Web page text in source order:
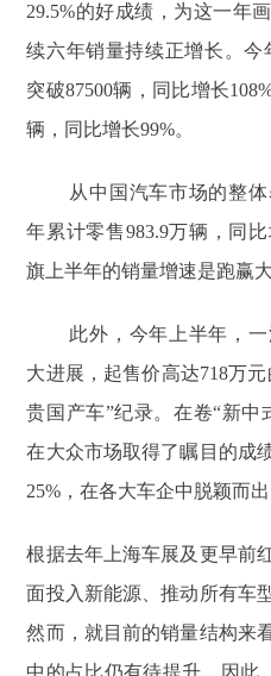
29.5%的好成绩，为这一年
续六年销量持续正增长。今
突破87500辆，同比增长
辆，同比增长99%。
从中国汽车市场的整
年累计零售983.9万辆，同
旗上半年的销量增速是跑赢大
此外，今年上半年，
大进展，起售价高达718万
贵国产车”纪录。在卷“新中
在大众市场取得了瞩目的成
25%，在各大车企中脱颖而出
根据去年上海车展及更早前
面投入新能源、推动所有车
然而，就目前的销量结构来